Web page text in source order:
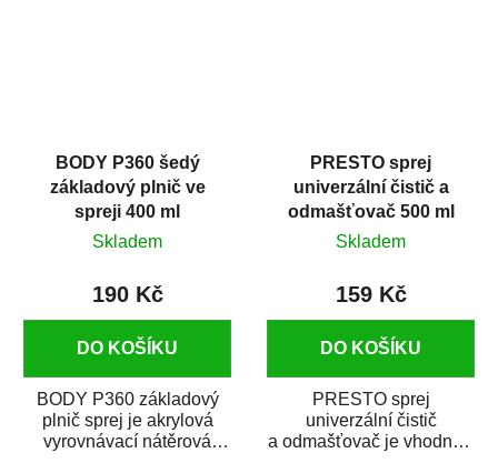
BODY P360 šedý
základový plnič ve
spreji 400 ml
Skladem
190 Kč
DO KOŠÍKU
BODY P360 základový
plnič sprej je akrylová
vyrovnávací nátěrová
PRESTO sprej
univerzální čistič a
odmašťovač 500 ml
Skladem
159 Kč
DO KOŠÍKU
PRESTO sprej
univerzální čistič
a odmašťovač je vhodný k